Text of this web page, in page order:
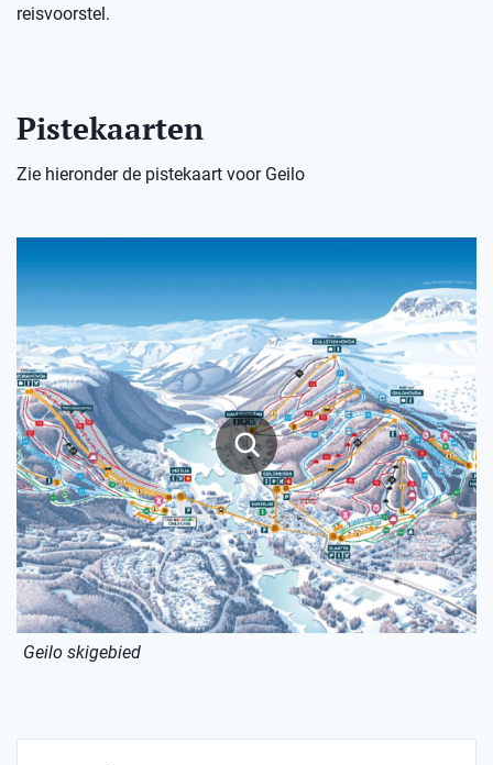
reisvoorstel.
Pistekaarten
Zie hieronder de pistekaart voor Geilo
Geilo skigebied